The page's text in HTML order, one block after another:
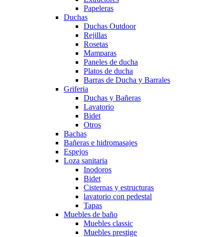
Papeleras
Duchas
Duchas Outdoor
Rejillas
Rosetas
Mamparas
Paneles de ducha
Platos de ducha
Barras de Ducha y Barrales
Griferia
Duchas y Bañeras
Lavatorio
Bidet
Otros
Bachas
Bañeras e hidromasajes
Espejos
Loza sanitaria
Inodoros
Bidet
Cisternas y estructuras
lavatorio con pedestal
Tapas
Muebles de baño
Muebles classic
Muebles prestige